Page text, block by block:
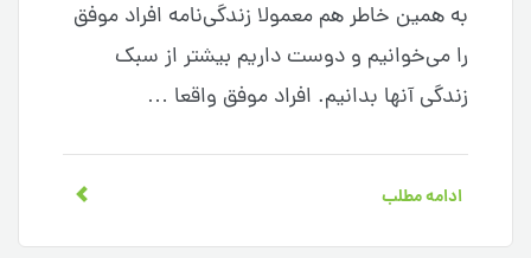
به همین خاطر هم معمولا زندگی‌نامه افراد موفق
را می‌خوانیم و دوست داریم بیشتر از سبک
زندگی آنها بدانیم. افراد موفق واقعا …
ادامه مطلب